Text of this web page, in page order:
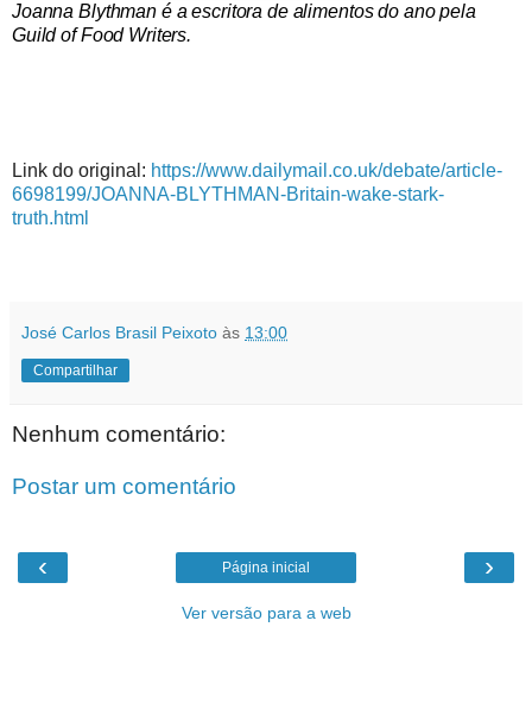
Joanna Blythman é a escritora de alimentos do ano pela
Guild of Food Writers.
Link do original: https://www.dailymail.co.uk/debate/article-
6698199/JOANNA-BLYTHMAN-Britain-wake-stark-
truth.html
José Carlos Brasil Peixoto às 13:00
Compartilhar
Nenhum comentário:
Postar um comentário
‹ ›
Página inicial
Ver versão para a web